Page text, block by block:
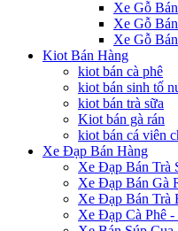
Xe Gỗ
Xe Gỗ
Xe Gỗ
Kiot Bán Hàng
kiot bán cà phê
kiot bán sinh tố
kiot bán trà sữa
Kiot bán gà rán
kiot bán cá viên
Xe Đạp Bán Hàng
Xe Đạp Bán Trà
Xe Đạp Bán Gà
Xe Đạp Bán Trà
Xe Đạp Cà Phê